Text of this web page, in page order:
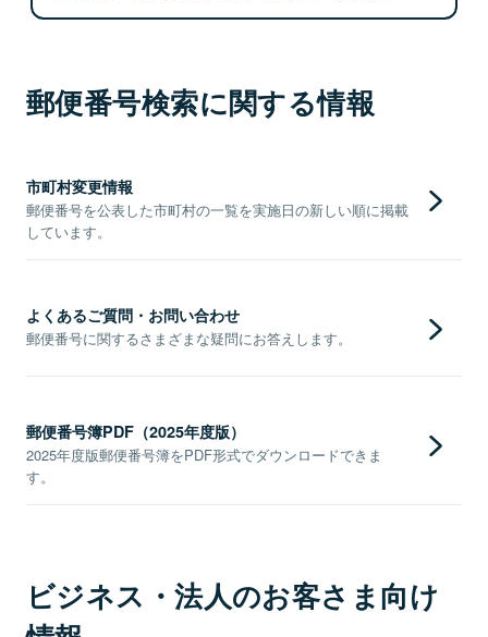
郵便番号検索に関する情報
市町村変更情報
郵便番号を公表した市町村の一覧を実施日の新しい順に掲載
しています。
よくあるご質問・お問い合わせ
郵便番号に関するさまざまな疑問にお答えします。
郵便番号簿PDF（2025年度版）
2025年度版郵便番号簿をPDF形式でダウンロードできま
す。
ビジネス・法人のお客さま向け